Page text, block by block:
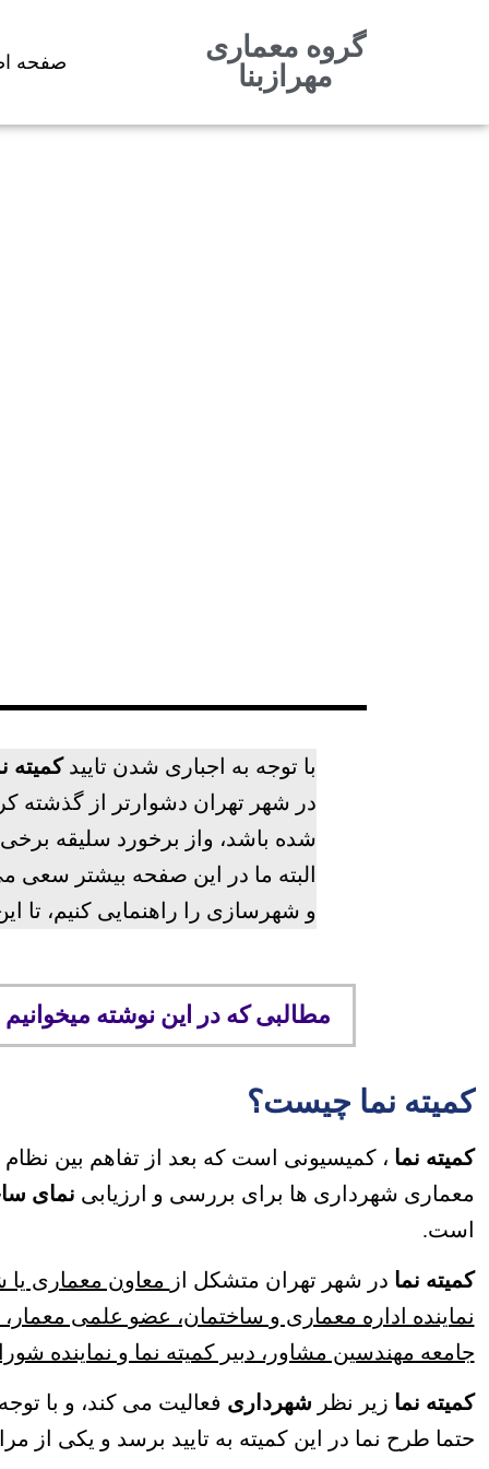
محتوا
گروه معماری
مهرازبنا
صفحه
با توجه به اجباری شدن تاییدکمیته
در شهر تهران دشوارتر از گذشته
شده باشد، واز برخورد سلیقه
البته ما در این صفحه بیشتر سعی
و شهرسازی را راهنمایی کنیم، تا
مطالبی که در این نوشته میخوانیم
کمیته نما چیست؟
کمیته نما ، کمیسیونی است که بعد از تفاهم بین
معماری شهرداری ها برای بررسی و ارزیابی نمای
است.
کمیته نما در شهر تهران متشکل از معاون معماری
نماینده اداره معماری و ساختمان، عضو علمی
جامعه مهندسین مشاور، دبیر کمیته نما و نماینده
کمیته نما زیر نظر شهرداری فعالیت می کند، و با
حتما طرح نما در این کمیته به تایید برسد و یکی